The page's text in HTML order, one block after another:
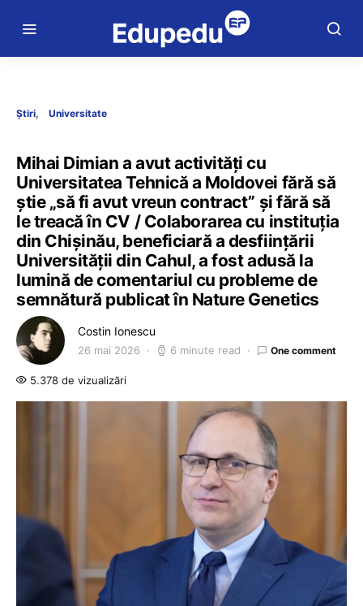
Știri Universitate
Mihai Dimian a avut activități cu
Universitatea Tehnică a Moldovei fără să
știe „să fi avut vreun contract” și fără să
le treacă în CV / Colaborarea cu instituția
din Chișinău, beneficiară a desființării
Universității din Cahul, a fost adusă la
lumină de comentariul cu probleme de
semnătură publicat în Nature Genetics
Costin Ionescu
26 mai 2026 6 minute read One comment
5.378 de vizualizări